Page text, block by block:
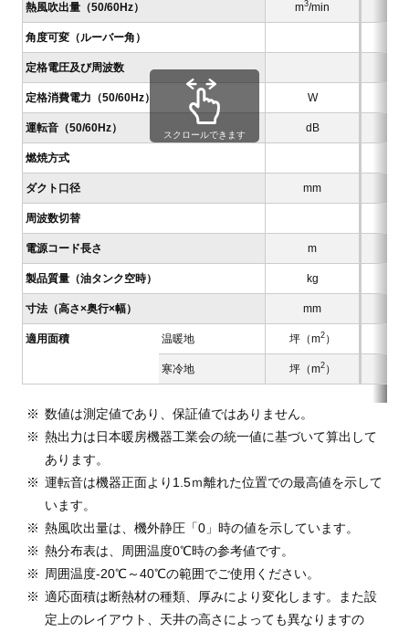
熱風吹出量（50/60Hz） m3/min
角度可変（ルーバー角）
定格電圧及び周波数
定格消費電力（50/60Hz） W
運転音（50/60Hz） dB
燃焼方式
ダクト口径 mm
周波数切替
電源コード長さ m
製品質量（油タンク空時） kg
寸法（高さ×奥行×幅） mm
適用面積 温暖地 坪（m2）
寒冷地 坪（m2）
スクロールできます
数値は測定値であり、保証値ではありません。
熱出力は日本暖房機器工業会の統一値に基づいて算出して
あります。
運転音は機器正面より1.5ｍ離れた位置での最高値を示して
います。
熱風吹出量は、機外静圧「0」時の値を示しています。
熱分布表は、周囲温度0℃時の参考値です。
周囲温度-20℃～40℃の範囲でご使用ください。
適応面積は断熱材の種類、厚みにより変化します。また設
定上のレイアウト、天井の高さによっても異なりますの